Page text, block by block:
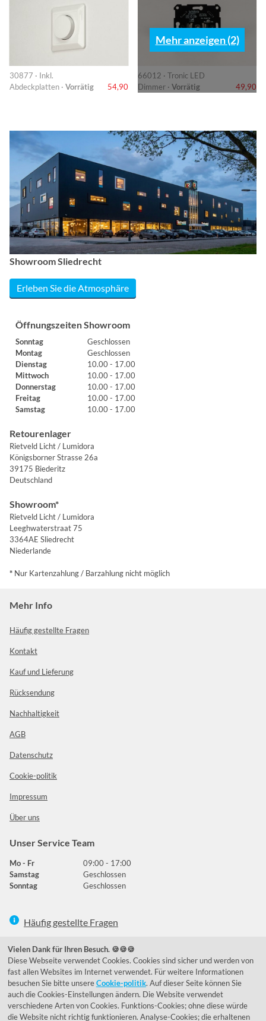
30877 · Inkl.
Abdeckplatten · Vorrätig 54,90
66012 · Tronic LED
Dimmer · Vorrätig 49,90
Mehr anzeigen (2)
Showroom Sliedrecht
Erleben Sie die Atmosphäre
Öffnungszeiten Showroom
Sonntag
Geschlossen
Montag
Geschlossen
Dienstag
10.00 - 17.00
Mittwoch
10.00 - 17.00
Donnerstag
10.00 - 17.00
Freitag
10.00 - 17.00
Samstag
10.00 - 17.00
Retourenlager
Rietveld Licht / Lumidora
Königsborner Strasse 26a
39175 Biederitz
Deutschland
Showroom*
Rietveld Licht / Lumidora
Leeghwaterstraat 75
3364AE Sliedrecht
Niederlande
* Nur Kartenzahlung / Barzahlung nicht möglich
Mehr Info
Häufig gestellte Fragen
Kontakt
Kauf und Lieferung
Rücksendung
Nachhaltigkeit
AGB
Datenschutz
Cookie-politik
Impressum
Über uns
Unser Service Team
Mo - Fr
09:00 - 17:00
Samstag
Geschlossen
Sonntag
Geschlossen
Häufig gestellte Fragen
039292 - 678215
de@lumidora.com
FacebookInstagram
Vielen Dank für Ihren Besuch. 🍪🍪🍪
Diese Webseite verwendet Cookies. Cookies sind sicher und werden von
fast allen Websites im Internet verwendet. Für weitere Informationen
besuchen Sie bitte unsereCookie-politik. Auf dieser Seite können Sie
auch die Cookies-Einstellungen ändern. Die Website verwendet
verschiedene Arten von Cookies. Funktions-Cookies; ohne diese würde
die Website nicht richtig funktionieren. Analyse-Cookies; die erhaltenen